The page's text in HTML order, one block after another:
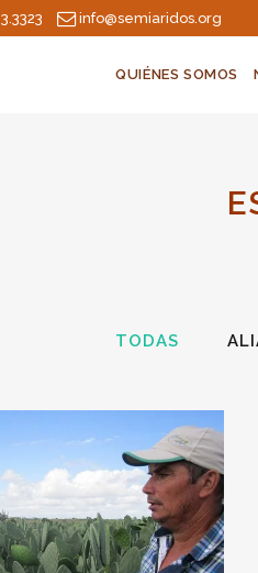
info@semiaridos.org
QUIÉNES SOMOS
TODAS